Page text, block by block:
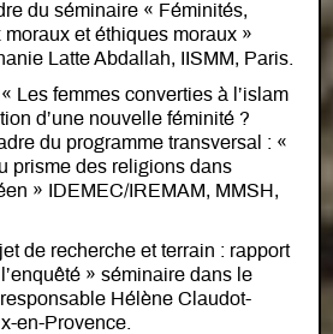
du séminaire « Féminités,
et éthiques moraux »
Latte Abdallah, IISMM, Paris.
Les femmes converties à l’islam
d’une nouvelle féminité ?
du programme transversal : «
prisme des religions dans
» IDEMEC/IREMAM, MMSH,
de recherche et terrain : rapport
» séminaire dans le
Hélène Claudot-
en-Provence.